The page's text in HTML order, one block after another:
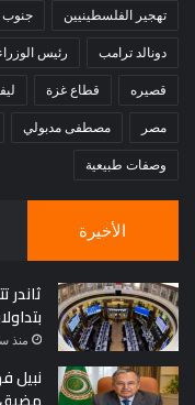
تهجير الفلسطينيين جنوب
دونالد ترامب رئيس
قصيره قطاع غزة
مصر مصطفى مدبولي
وصفات طبيعية
الأخيرة
بتداولات 29.8 مليار جنيه
منذ
نبيل